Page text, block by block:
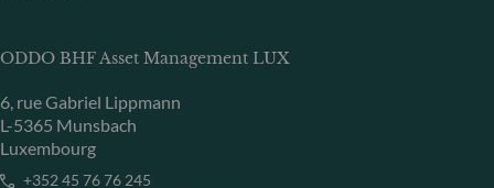
ODDO BHF Asset Management LUX
6, rue Gabriel Lippmann
L-5365 Munsbach
Luxembourg
+352 45 76 76 245